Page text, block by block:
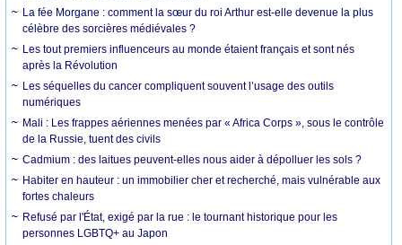
La fée Morgane : comment la sœur du roi Arthur est-elle devenue la plus
célèbre des sorcières médiévales ?
Les tout premiers influenceurs au monde étaient français et sont nés
après la Révolution
Les séquelles du cancer compliquent souvent l’usage des outils
numériques
Mali : Les frappes aériennes menées par « Africa Corps », sous le contrôle
de la Russie, tuent des civils
Cadmium : des laitues peuvent-elles nous aider à dépolluer les sols ?
Habiter en hauteur : un immobilier cher et recherché, mais vulnérable aux
fortes chaleurs
Refusé par l'État, exigé par la rue : le tournant historique pour les
personnes LGBTQ+ au Japon